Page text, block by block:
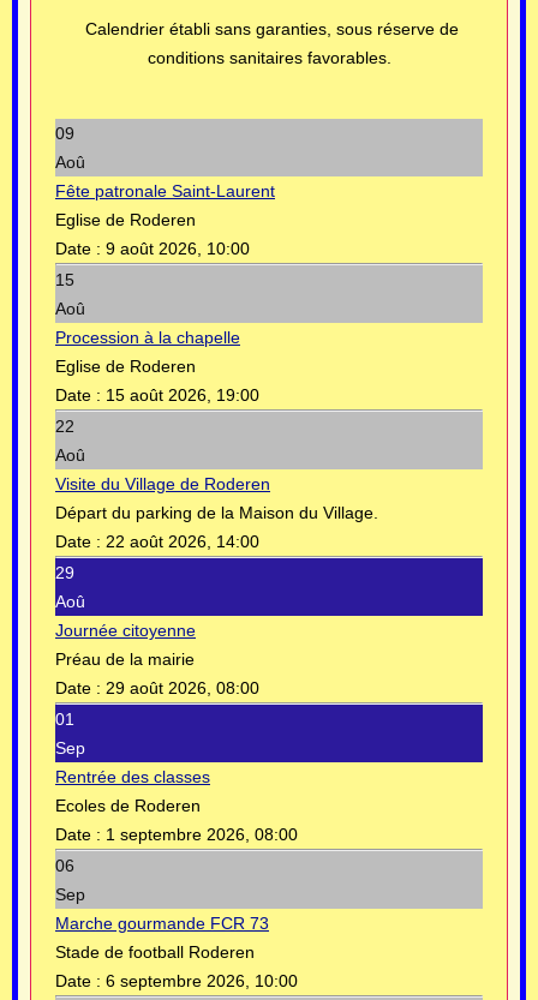
Calendrier établi sans garanties, sous réserve de
conditions sanitaires favorables.
09
Aoû
Fête patronale Saint-Laurent
Eglise de Roderen
Date : 9 août 2026, 10:00
15
Aoû
Procession à la chapelle
Eglise de Roderen
Date : 15 août 2026, 19:00
22
Aoû
Visite du Village de Roderen
Départ du parking de la Maison du Village.
Date : 22 août 2026, 14:00
29
Aoû
Journée citoyenne
Préau de la mairie
Date : 29 août 2026, 08:00
01
Sep
Rentrée des classes
Ecoles de Roderen
Date : 1 septembre 2026, 08:00
06
Sep
Marche gourmande FCR 73
Stade de football Roderen
Date : 6 septembre 2026, 10:00